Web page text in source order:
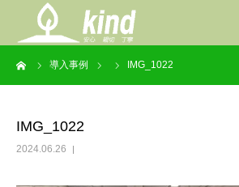
導入事例 IMG_1022
IMG_1022
2024.06.26
事業案内